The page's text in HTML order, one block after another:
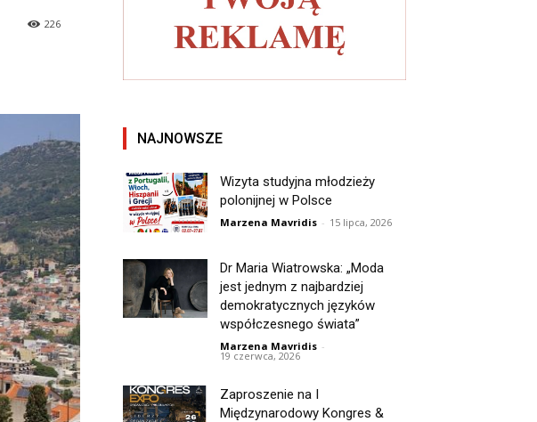
226
NAJNOWSZE
Wizyta studyjna młodzieży
polonijnej w Polsce
Marzena Mavridis - 15 lipca, 2026
Dr Maria Wiatrowska: „Moda
jest jednym z najbardziej
demokratycznych języków
współczesnego świata”
Marzena Mavridis -
19 czerwca, 2026
Zaproszenie na I
Międzynarodowy Kongres &